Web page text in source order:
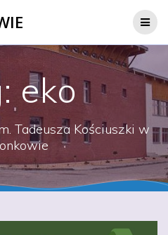
do
eko
Tadeusza Kościuszki w